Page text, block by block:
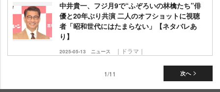
中井貴一、フジ月9で“ふぞろいの林檎たち”俳
優と20年ぶり共演 二人のオフショットに視聴
者「昭和世代にはたまらない」【ネタバレあ
り】
2025-05-13 ニュース ｜ドラマ｜
次へ
1/11